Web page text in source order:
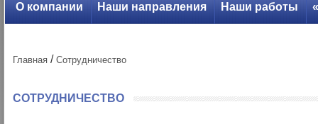
О компании Наши направления Наши работы
Главная / Сотрудничество
СОТРУДНИЧЕСТВО